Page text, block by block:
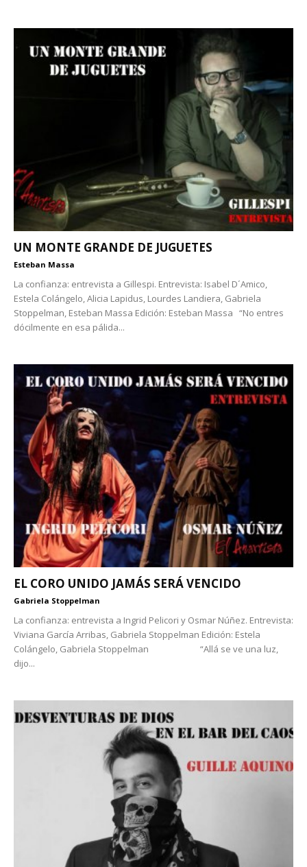
UN MONTE GRANDE DE JUGUETES
Esteban Massa
La confianza: entrevista a Gillespi. Entrevista: Isabel D´Amico,
Estela Colángelo, Alicia Lapidus, Lourdes Landiera, Gabriela
Stoppelman, Esteban Massa Edición: Esteban Massa “No entres
dócilmente en esa pálida...
EL CORO UNIDO JAMÁS SERÁ VENCIDO
Gabriela Stoppelman
La confianza: entrevista a Ingrid Pelicori y Osmar Núñez. Entrevista:
Viviana García Arribas, Gabriela Stoppelman Edición: Estela
Colángelo, Gabriela Stoppelman “Allá se ve una luz,
dijo...